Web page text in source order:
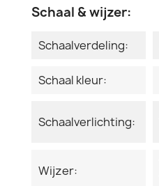
Schaal & wijzer:
Schaalverdeling:
Schaal kleur:
Schaalverlichting:
Wijzer: